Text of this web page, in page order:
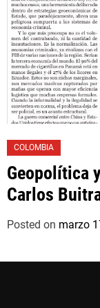
COLOMBIA
Geopolítica
Carlos
Posted on marzo